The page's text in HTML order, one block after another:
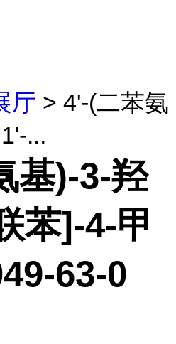
厅 > 4'-(二苯氨
...
基)-3-羟
苯]-4-甲
63-0